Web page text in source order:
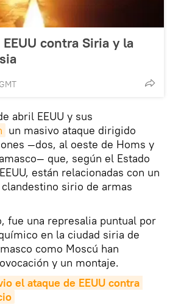
contra Siria y la
abril EEUU y sus
un masivo ataque dirigido
—dos, al oeste de Homs y
que, según el Estado
están relacionadas con un
sirio de armas
fue una represalia puntual por
en la ciudad siria de
como Moscú han
y un montaje.
el ataque de EEUU contra